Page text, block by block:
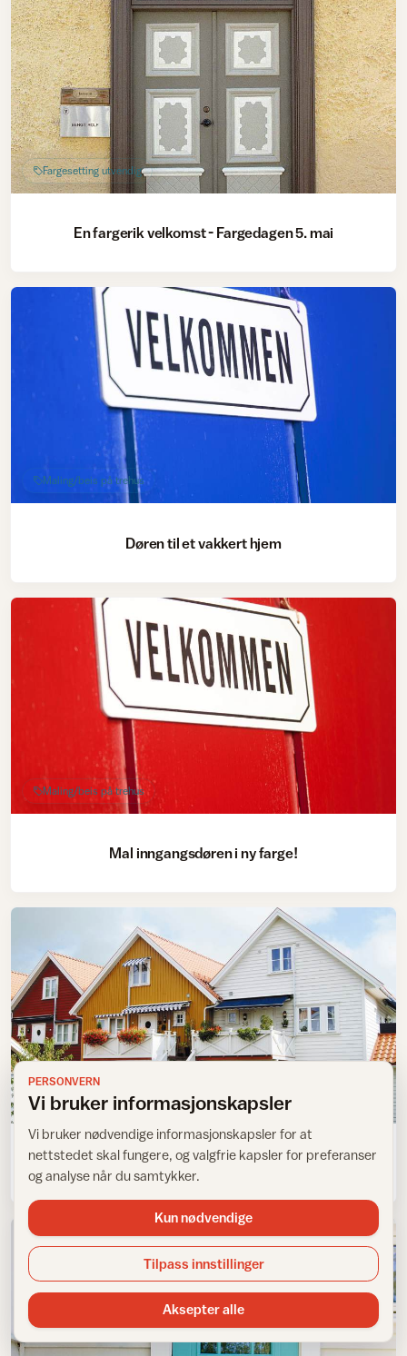
Fargesetting utvendig
En fargerik velkomst - Fargedagen 5. mai
Maling/beis på trehus
Døren til et vakkert hjem
Maling/beis på trehus
Mal inngangsdøren i ny farge!
Fargesetting utvendig
Riktig farge gir harmoni og identitet
PERSONVERN
Vi bruker informasjonskapsler
Vi bruker nødvendige informasjonskapsler for at
nettstedet skal fungere, og valgfrie kapsler for preferanser
og analyse når du samtykker.
Kun nødvendige
Tilpass innstillinger
Aksepter alle